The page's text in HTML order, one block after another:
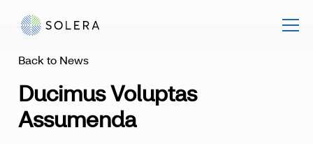
Back to News
Ducimus Voluptas
Assumenda